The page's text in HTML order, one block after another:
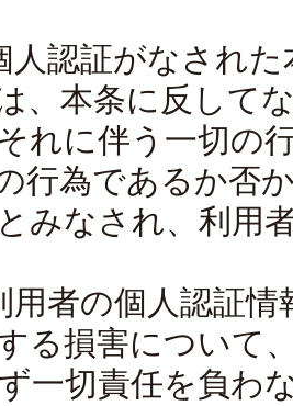
人認証がなされ
、本条に反して
れに伴う一切の
行為であるか否
みなされ、利用
用者の個人認証
る損害について
一切責任を負わ